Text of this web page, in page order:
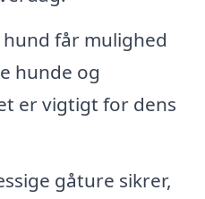
får mulighed
hunde og
er vigtigt for dens
gåture sikrer,